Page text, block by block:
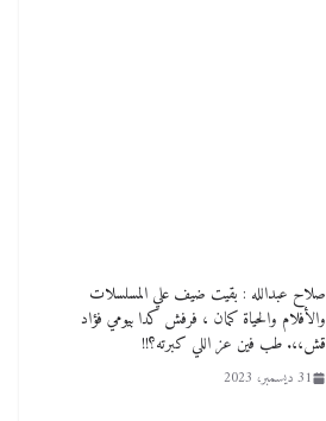
صلاح عبدالله : بقيت ضيف علي المسلسلات
والأفلام والحياة كمان ، فرفش كدا بيومي فؤاد
قش،،. طب فين عز اللي كبرته؟!!
31 ديسمبر، 2023